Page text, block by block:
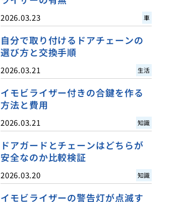
2026.03.23 車
自分で取り付けるドアチェーンの
選び方と交換手順
2026.03.21 生活
イモビライザー付きの合鍵を作る
方法と費用
2026.03.21 知識
ドアガードとチェーンはどちらが
安全なのか比較検証
2026.03.20 知識
イモビライザーの警告灯が点滅す